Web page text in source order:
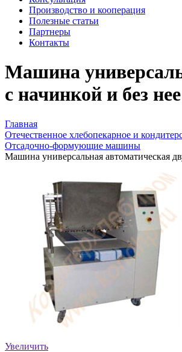
Производство и кооперация
Полезные статьи
Партнеры
Контакты
Машина
с начинкой и без
Главная
Отечественное хлебопекарное и
Отсадочно-формующие машины
Машина универсальная автоматическая
Увеличить